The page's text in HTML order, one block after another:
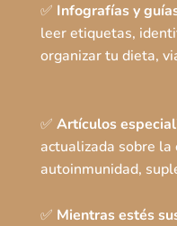
✅ Infografías y
leer etiquetas,
organizar tu dieta,
✅ Artículos
actualizada sobre
autoinmunidad,
✅ Mientras estés